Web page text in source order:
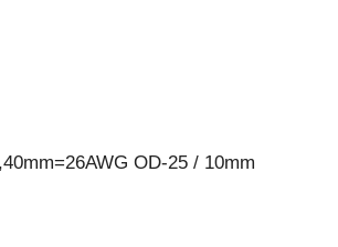
antall
OD-25 / 10mm